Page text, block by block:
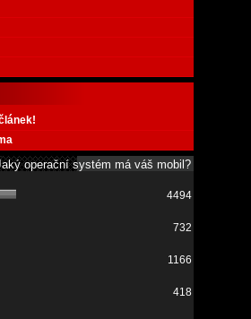
operační systém má váš mobil?
4494
732
1166
418